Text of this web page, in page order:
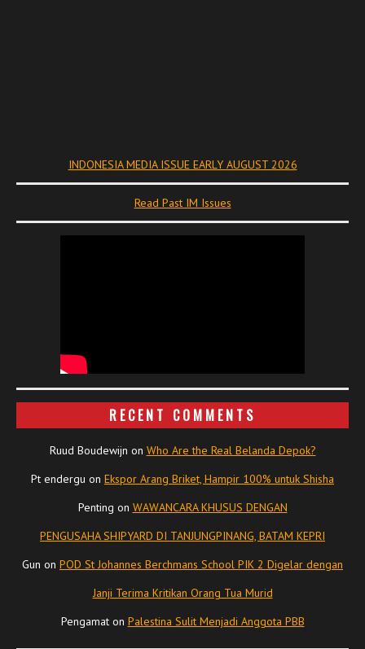
INDONESIA MEDIA ISSUE EARLY AUGUST 2026
Read Past IM Issues
RECENT COMMENTS
Ruud Boudewijn on Who Are the Real Belanda Depok?
Pt endergu on Ekspor Arang Briket, Hampir 100% untuk Shisha
Penting on WAWANCARA KHUSUS DENGAN
PENGUSAHA SHIPYARD DI TANJUNGPINANG, BATAM KEPRI
Gun on POD St Johannes Berchmans School PIK 2 Digelar dengan
Janji Terima Kritikan Orang Tua Murid
Pengamaton Palestina Sulit Menjadi Anggota PBB